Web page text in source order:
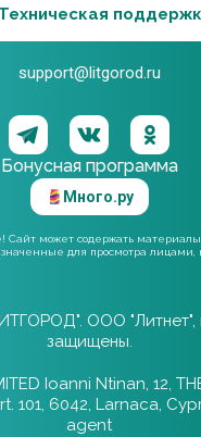
Бонусная программа
Много.ру
Сайт может содержать материалы,
для просмотра лицами,
Техническая
support@litgorod.ru
ООО "Литнет",
защищены.
Ioanni Ntinan, 12,
101, 6042, Larnaca,
agent